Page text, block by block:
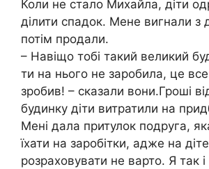
Коли не стало Михайла, діти
ділити спадок. Мене вигнали з
потім продали.
– Навіщо тобі такий великий
ти на нього не заробила, це
зробив! – сказали вони.Гроші
будинку діти витратили на
Мені дала притулок подруга,
їхати на заробітки, адже на
розраховувати не варто. Я так